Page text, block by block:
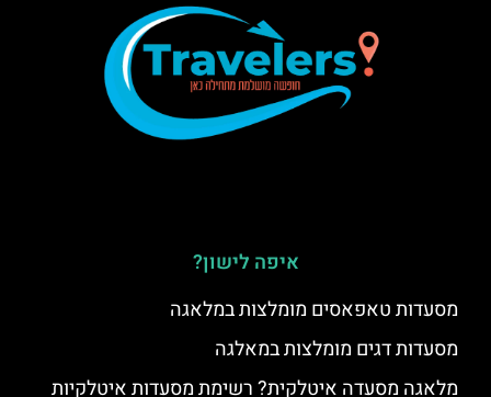
איפה לישון?
מסעדות טאפאסים מומלצות במלאגה
מסעדות דגים מומלצות במאלגה
מלאגה מסעדה איטלקית? רשימת מסעדות איטלקיות